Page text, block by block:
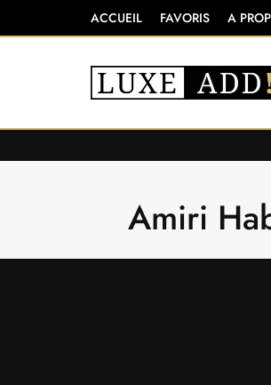
ACCUEIL FAVORIS A
Amiri